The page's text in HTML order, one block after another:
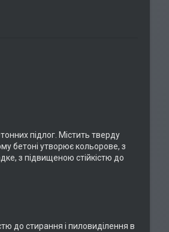
підлог. Містить тверду
бетоні утворює кольорове, з
з підвищеною стійкістю до
до стирання і пиловиділення в